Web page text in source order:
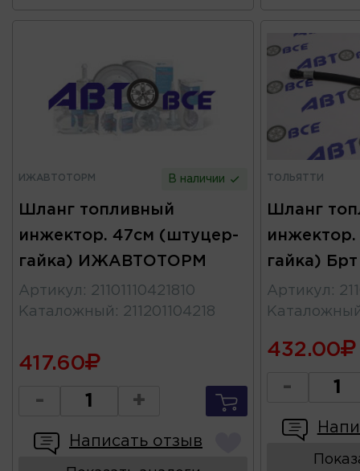
ИЖАВТОТОРМ В наличии
Шланг топливный
инжектор. 47см (штуцер-
гайка) ИЖАВТОТОРМ
Артикул : 21101110421810
Каталожный : 211201104218
417.60
- +
Написать отзыв
ТОЛЬЯТТИ
Шланг
гайка) Брт
Артикул :
432.00
-